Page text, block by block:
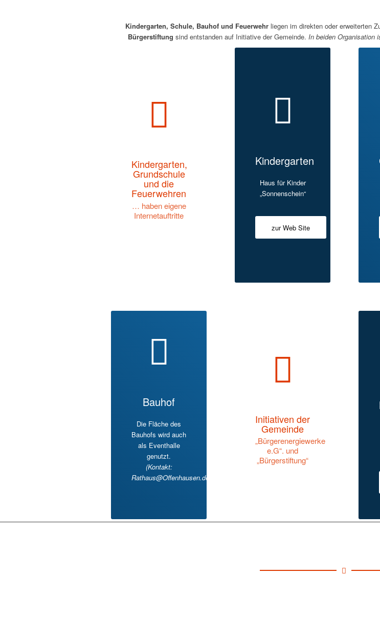
Kindergarten, Schule, Bauhof und Feuerwehrliegen im direkten oder erweiterten
Bürgerstiftung sind entstanden auf Initiative der Gemeinde. In beiden Organisation
Kindergarten,
Grundschule
und die
Feuerwehren
… haben eigene
Internetauftritte
Kindergarten
Haus für Kinder
„Sonnenschein“
zur Web Site
Bauhof
Die Fläche des
Bauhofs wird auch
als Eventhalle
genutzt.
(Kontakt:
Rathaus@Offenhausen.de)
Initiativen der
Gemeinde
„Bürgerenergiewerke
e.G“. und
„Bürgerstiftung“